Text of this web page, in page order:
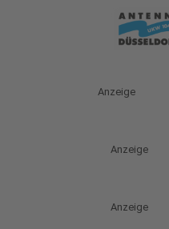
Anzeige
Anzeige
Anzeige